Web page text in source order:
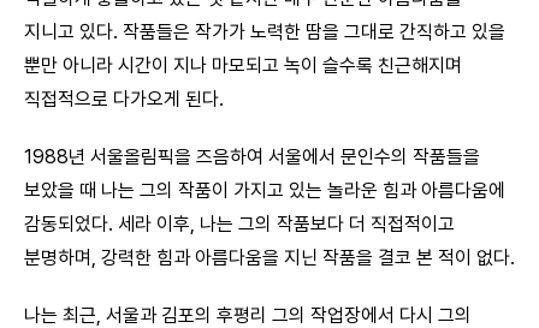
지니고 있다. 작품들은 작가가 노력한 땀을 그대로 간직하고 있을
뿐만 아니라 시간이 지나 마모되고 녹이 슬수록 친근해지며
직접적으로 다가오게 된다.
1988년 서울올림픽을 즈음하여 서울에서 문인수의 작품들을
보았을 때 나는 그의 작품이 가지고 있는 놀라운 힘과 아름다움에
감동되었다. 세라 이후, 나는 그의 작품보다 더 직접적이고
분명하며, 강력한 힘과 아름다움을 지닌 작품을 결코 본 적이 없다.
나는 최근, 서울과 김포의 후평리 그의 작업장에서 다시 그의